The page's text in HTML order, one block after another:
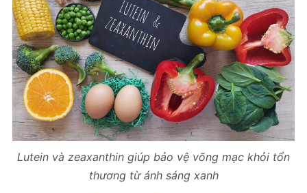
Lutein và zeaxanthin giúp bảo vệ võng mạc khỏi tổn
thương từ ánh sáng xanh